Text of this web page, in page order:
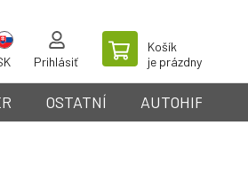
Prihlásiť
Košík
je prázdny
OSTATNÍ AUTOHIFI